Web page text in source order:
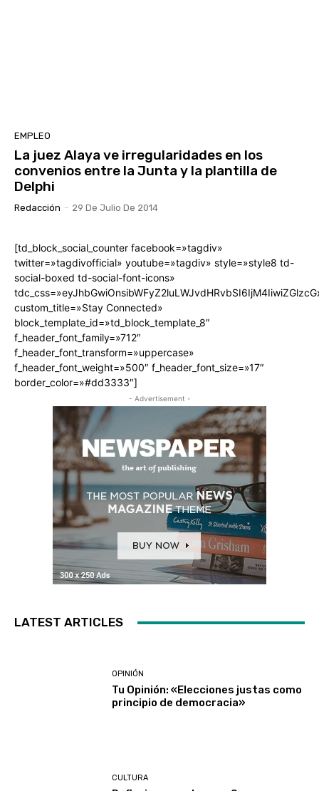
EMPLEO
La juez Alaya ve irregularidades en los
convenios entre la Junta y la plantilla de
Delphi
Redacción - 29 De Julio De 2014
[td_block_social_counter facebook=»tagdiv»
twitter=»tagdivofficial» youtube=»tagdiv» style=»style8 td-
social-boxed td-social-font-icons»
custom_title=»Stay Connected»
block_template_id=»td_block_template_8″
f_header_font_family=»712″
f_header_font_transform=»uppercase»
f_header_font_weight=»500″ f_header_font_size=»17″
border_color=»#dd3333″]
- Advertisement -
LATEST ARTICLES
OPINIÓN
Tu Opinión: «Elecciones justas como
principio de democracia»
CULTURA